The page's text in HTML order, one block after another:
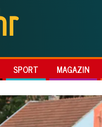
SPORT MAGAZIN